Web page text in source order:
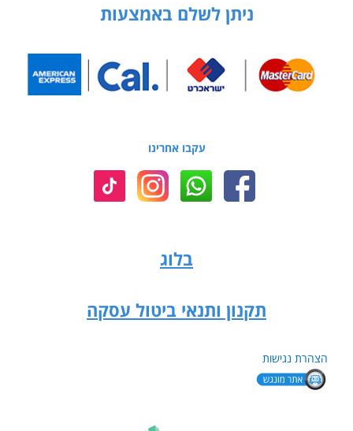
ניתן לשלם באמצעות
עקבו אחרינו
בלוג
תקנון ותנאי ביטול עסקה
הצהרת נגישות